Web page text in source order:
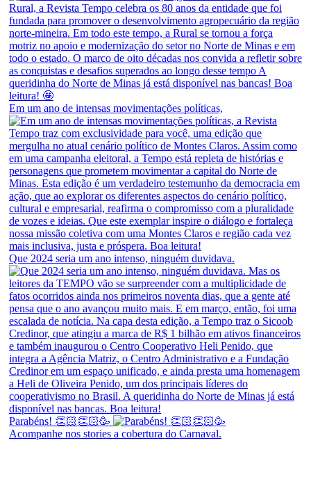
Em um ano de intensas movimentações políticas,
Que 2024 seria um ano intenso, ninguém duvidava.
Parabéns! 👏🏻👏🏻🥳
Acompanhe nos stories a cobertura do Carnaval.